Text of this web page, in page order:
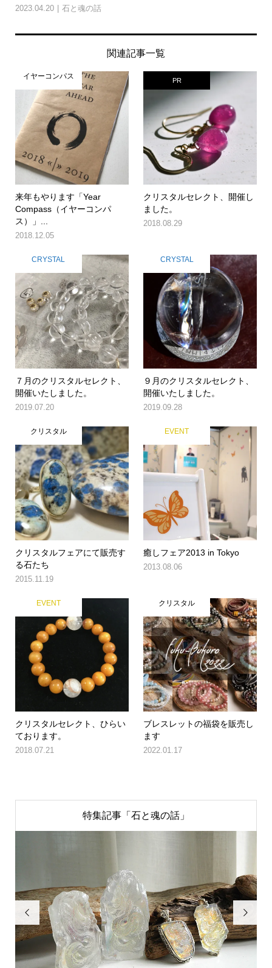
2023.04.20 石と魂の話
関連記事一覧
イヤーコンパス
来年もやります「Year
Compass（イヤーコンパ
ス）」...
2018.12.05
PR
クリスタルセレクト、開催し
ました。
2018.08.29
CRYSTAL
７月のクリスタルセレクト、
開催いたしました。
2019.07.20
CRYSTAL
９月のクリスタルセレクト、
開催いたしました。
2019.09.28
クリスタル
クリスタルフェアにて販売す
る石たち
2015.11.19
EVENT
癒しフェア2013 in Tokyo
2013.08.06
EVENT
クリスタルセレクト、ひらい
ております。
2018.07.21
クリスタル
ブレスレットの福袋を販売し
ます
2022.01.17
特集記事「石と魂の話」
 